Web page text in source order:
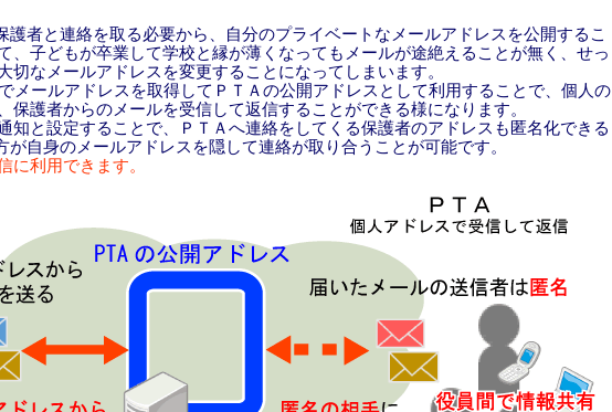
者と連絡を取る必要から、自分のプライベートなメールアドレスを公開するこ
、子どもが卒業して学校と縁が薄くなってもメールが途絶えることが無く、せっ
切なメールアドレスを変更することになってしまいます。
メールアドレスを取得してＰＴＡの公開アドレスとして利用することで、個人の
保護者からのメールを受信して返信することができる様になります。
と設定することで、ＰＴＡへ連絡をしてくる保護者のアドレスも匿名化できる
が自身のメールアドレスを隠して連絡が取り合うことが可能です。
に利用できます。